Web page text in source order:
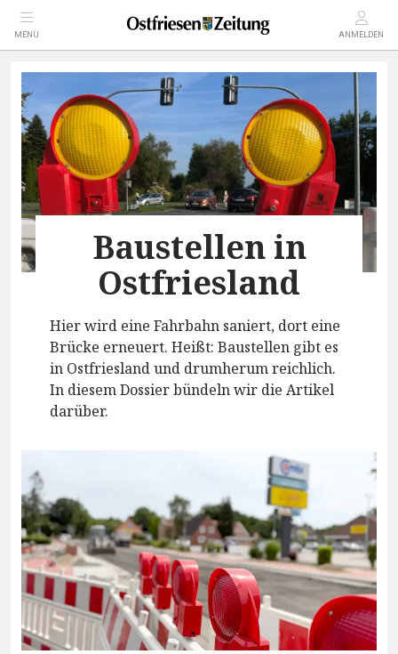
MENÜ ANMELDEN
Baustellen in
Ostfriesland
Hier wird eine Fahrbahn saniert, dort eine
Brücke erneuert. Heißt: Baustellen gibt es
in Ostfriesland und drumherum reichlich.
In diesem Dossier bündeln wir die Artikel
darüber.